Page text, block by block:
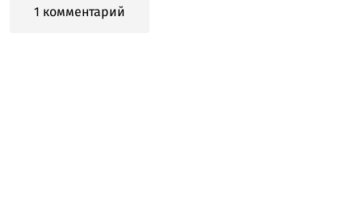
1 комментарий